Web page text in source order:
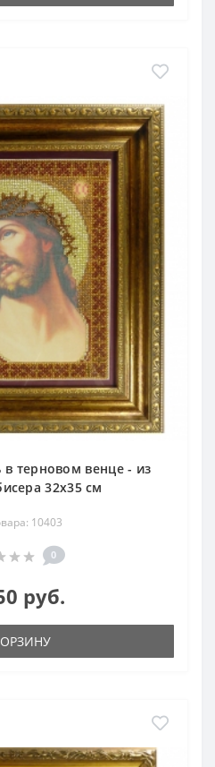
в терновом венце - из
32х35 см
10403
0
руб.